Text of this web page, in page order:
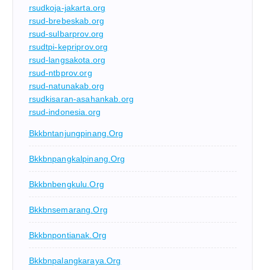
rsudkoja-jakarta.org
rsud-brebeskab.org
rsud-sulbarprov.org
rsudtpi-kepriprov.org
rsud-langsakota.org
rsud-ntbprov.org
rsud-natunakab.org
rsudkisaran-asahankab.org
rsud-indonesia.org
Bkkbntanjungpinang.org
Bkkbnpangkalpinang.org
Bkkbnbengkulu.org
Bkkbnsemarang.org
Bkkbnpontianak.org
Bkkbnpalangkaraya.org